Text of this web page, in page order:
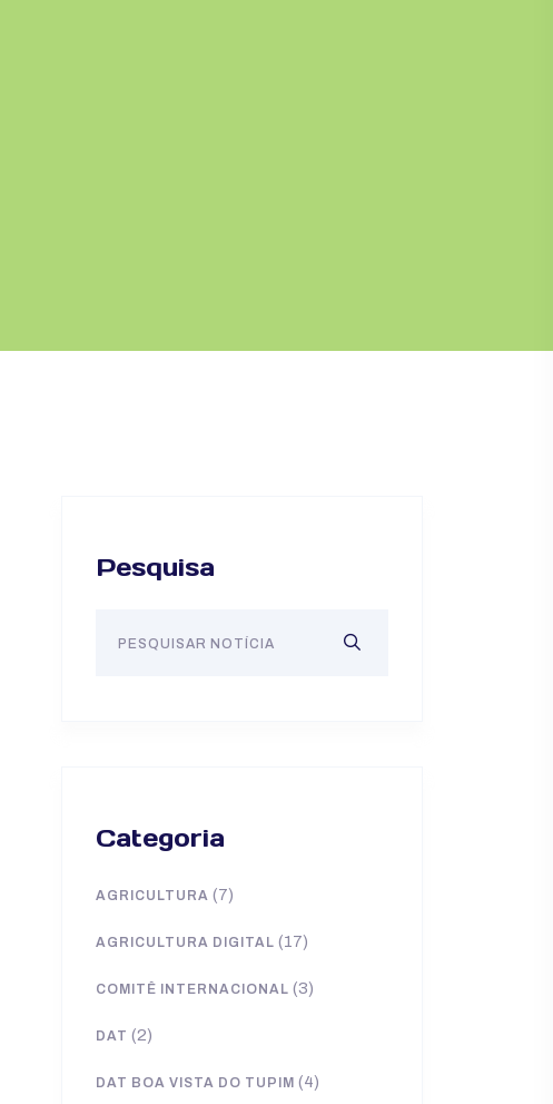
Pesquisa
Categoria
AGRICULTURA (7)
AGRICULTURA DIGITAL (17)
COMITÊ INTERNACIONAL (3)
DAT (2)
DAT BOA VISTA DO TUPIM (4)